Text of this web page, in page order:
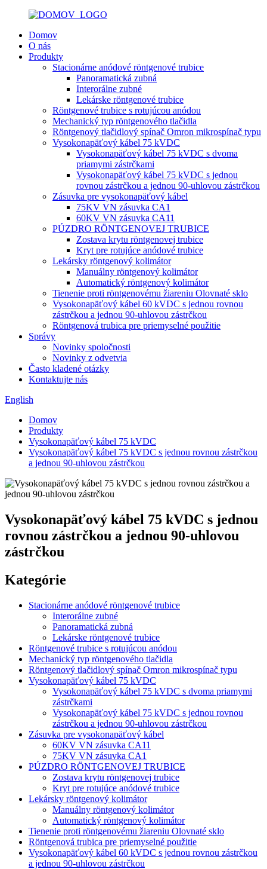
Domov
O nás
Produkty
Stacionárne anódové röntgenové trubice
Panoramatická zubná
Interorálne zubné
Lekárske röntgenové trubice
Röntgenové trubice s rotujúcou anódou
Mechanický typ röntgenového tlačidla
Röntgenový tlačidlový spínač Omron mikrospínač typu
Vysokonapäťový kábel 75 kVDC
Vysokonapäťový kábel 75 kVDC s dvoma
priamymi zástrčkami
Vysokonapäťový kábel 75 kVDC s jednou
rovnou zástrčkou a jednou 90-uhlovou zástrčkou
Zásuvka pre vysokonapäťový kábel
75KV VN zásuvka CA1
60KV VN zásuvka CA11
PÚZDRO RÖNTGENOVEJ TRUBICE
Zostava krytu röntgenovej trubice
Kryt pre rotujúce anódové trubice
Lekársky röntgenový kolimátor
Manuálny röntgenový kolimátor
Automatický röntgenový kolimátor
Tienenie proti röntgenovému žiareniu Olovnaté sklo
Vysokonapäťový kábel 60 kVDC s jednou rovnou
zástrčkou a jednou 90-uhlovou zástrčkou
Röntgenová trubica pre priemyselné použitie
Správy
Novinky spoločnosti
Novinky z odvetvia
Často kladené otázky
Kontaktujte nás
English
Domov
Produkty
Vysokonapäťový kábel 75 kVDC
Vysokonapäťový kábel 75 kVDC s jednou rovnou zástrčkou
a jednou 90-uhlovou zástrčkou
Vysokonapäťový kábel 75 kVDC s jednou
rovnou zástrčkou a jednou 90-uhlovou
zástrčkou
Kategórie
Stacionárne anódové röntgenové trubice
Interorálne zubné
Panoramatická zubná
Lekárske röntgenové trubice
Röntgenové trubice s rotujúcou anódou
Mechanický typ röntgenového tlačidla
Röntgenový tlačidlový spínač Omron mikrospínač typu
Vysokonapäťový kábel 75 kVDC
Vysokonapäťový kábel 75 kVDC s dvoma priamymi
zástrčkami
Vysokonapäťový kábel 75 kVDC s jednou rovnou
zástrčkou a jednou 90-uhlovou zástrčkou
Zásuvka pre vysokonapäťový kábel
60KV VN zásuvka CA11
75KV VN zásuvka CA1
PÚZDRO RÖNTGENOVEJ TRUBICE
Zostava krytu röntgenovej trubice
Kryt pre rotujúce anódové trubice
Lekársky röntgenový kolimátor
Manuálny röntgenový kolimátor
Automatický röntgenový kolimátor
Tienenie proti röntgenovému žiareniu Olovnaté sklo
Röntgenová trubica pre priemyselné použitie
Vysokonapäťový kábel 60 kVDC s jednou rovnou zástrčkou
a jednou 90-uhlovou zástrčkou